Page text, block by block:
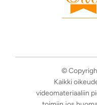
©
Kaikki
videomateriaaliin